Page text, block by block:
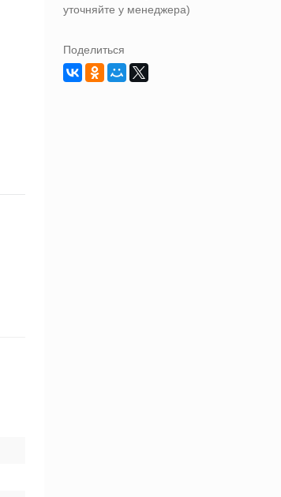
уточняйте у менеджера)
Поделиться